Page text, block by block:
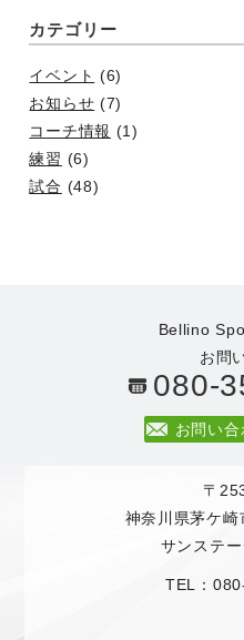
カテゴリー
イベント (6)
お知らせ (7)
コーチ情報 (1)
練習 (6)
試合 (48)
Bellino
お問
080-
お問い合
〒
神奈川県茅ケ
サンステ
TEL：